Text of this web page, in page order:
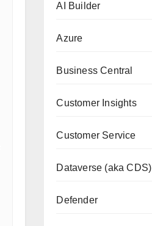
AI Builder
Azure
Business Central
Customer Insights
Customer Service
Dataverse (aka CDS)
Defender